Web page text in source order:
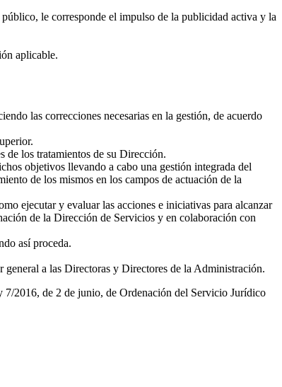
le corresponde el impulso de la publicidad activa y la
aplicable.
las correcciones necesarias en la gestión, de acuerdo
de los tratamientos de su Dirección.
objetivos llevando a cabo una gestión integrada del
de los mismos en los campos de actuación de la
ejecutar y evaluar las acciones e iniciativas para alcanzar
de la Dirección de Servicios y en colaboración con
así proceda.
a las Directoras y Directores de la Administración.
7/2016, de 2 de junio, de Ordenación del Servicio Jurídico